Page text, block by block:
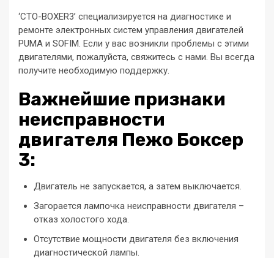
‘СТО-BOXER3’ специализируется на диагностике и
ремонте электронных систем управления двигателей
PUMA и SOFIM. Если у вас возникли проблемы с этими
двигателями, пожалуйста, свяжитесь с нами. Вы всегда
получите необходимую поддержку.
Важнейшие признаки
неисправности
двигателя Пежо Боксер
3:
Двигатель не запускается, а затем выключается.
Загорается лампочка неисправности двигателя –
отказ холостого хода.
Отсутствие мощности двигателя без включения
диагностической лампы.